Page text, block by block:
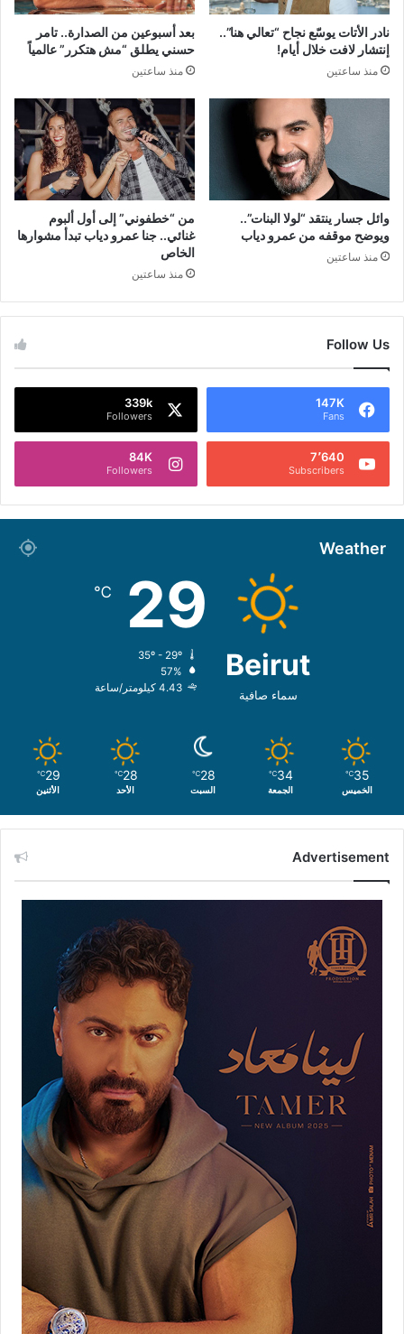
نادر الأتات يوسّع نجاح “تعالي هنا”..
إنتشار لافت خلال أيام!
منذ ساعتين
بعد أسبوعين من الصدارة.. تامر
حسني يطلق “مش هتكرر” عالمياً
منذ ساعتين
وائل جسار ينتقد “لولا البنات”..
ويوضح موقفه من عمرو دياب
منذ ساعتين
من “خطفوني” إلى أول ألبوم
غنائي.. جنا عمرو دياب تبدأ مشوارها
الخاص
منذ ساعتين
Follow Us
147K
Fans
339k
Followers
7٬640
Subscribers
84K
Followers
Weather
Beirut
سماء صافية
29
℃
57%
4.43 كيلومتر/ساعة
35
℃
الخميس
34
℃
الجمعة
28
℃
السبت
28
℃
الأحد
29
℃
الأثنين
Advertisement